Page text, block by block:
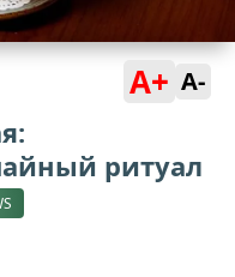
A+ A-
ритуал